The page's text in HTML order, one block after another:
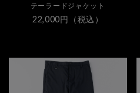
テーラードジャケット
22,000円（税込）